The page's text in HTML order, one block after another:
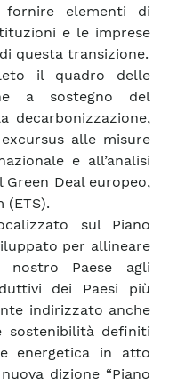
fornire elementi di
e le imprese
questa transizione.
il quadro delle
a sostegno del
decarbonizzazione,
alle misure
e all’analisi
Deal europeo,
(ETS).
sul Piano
per allineare
Paese agli
dei Paesi più
indirizzato anche
sostenibilità definiti
energetica in atto
dizione “Piano